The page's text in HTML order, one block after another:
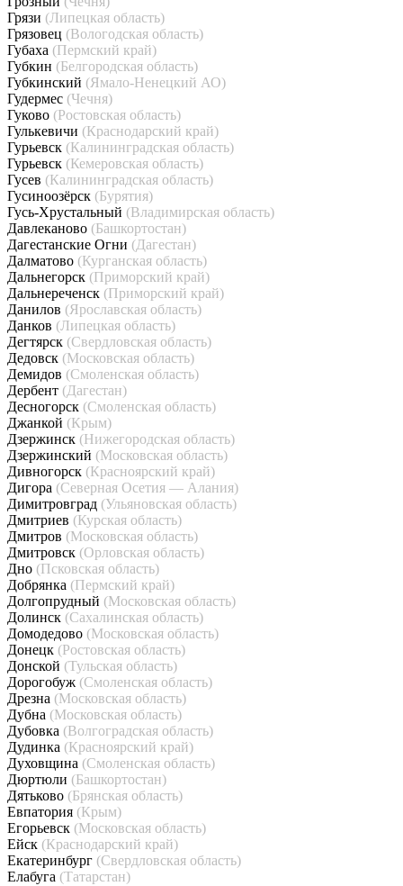
Грязи (Липецкая область)
Грязовец (Вологодская область)
Губаха (Пермский край)
Губкин (Белгородская область)
Губкинский (Ямало-Ненецкий АО)
Гудермес (Чечня)
Гуково (Ростовская область)
Гулькевичи (Краснодарский край)
Гурьевск (Калининградская область)
Гурьевск (Кемеровская область)
Гусев (Калининградская область)
Гусиноозёрск (Бурятия)
Гусь-Хрустальный (Владимирская область)
Давлеканово (Башкортостан)
Дагестанские Огни (Дагестан)
Далматово (Курганская область)
Дальнегорск (Приморский край)
Дальнереченск (Приморский край)
Данилов (Ярославская область)
Данков (Липецкая область)
Дегтярск (Свердловская область)
Дедовск (Московская область)
Демидов (Смоленская область)
Дербент (Дагестан)
Десногорск (Смоленская область)
Джанкой (Крым)
Дзержинск (Нижегородская область)
Дзержинский (Московская область)
Дивногорск (Красноярский край)
Дигора (Северная Осетия — Алания)
Димитровград (Ульяновская область)
Дмитриев (Курская область)
Дмитров (Московская область)
Дмитровск (Орловская область)
Дно (Псковская область)
Добрянка (Пермский край)
Долгопрудный (Московская область)
Долинск (Сахалинская область)
Домодедово (Московская область)
Донецк (Ростовская область)
Донской (Тульская область)
Дорогобуж (Смоленская область)
Дрезна (Московская область)
Дубна (Московская область)
Дубовка (Волгоградская область)
Дудинка (Красноярский край)
Духовщина (Смоленская область)
Дюртюли (Башкортостан)
Дятьково (Брянская область)
Евпатория (Крым)
Егорьевск (Московская область)
Ейск (Краснодарский край)
Екатеринбург (Свердловская область)
Елабуга (Татарстан)